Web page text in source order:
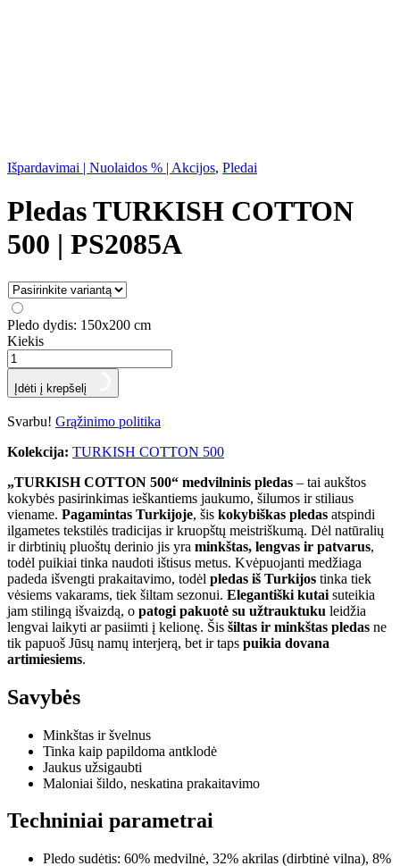
Išpardavimai | Nuolaidos % | Akcijos, Pledai
Pledas TURKISH COTTON
500 | PS2085A
Pledo dydis: 150x200 cm
Kiekis
Įdėti į krepšelį
Svarbu! Grąžinimo politika
Kolekcija: TURKISH COTTON 500
„TURKISH COTTON 500“ medvilninis pledas – tai aukštos
kokybės pasirinkimas ieškantiems jaukumo, šilumos ir stiliaus
viename. Pagamintas Turkijoje, šis kokybiškas pledas atspindi
ilgametes tekstilės tradicijas ir kruopštų meistriškumą. Dėl natūralių
ir dirbtinių pluoštų derinio jis yra minkštas, lengvas ir patvarus,
todėl puikiai tinka naudoti ištisus metus. Kvėpuojanti medžiaga
padeda išvengti prakaitavimo, todėl pledas iš Turkijos tinka tiek
vėsiems vakarams, tiek šiltam sezonui. Elegantiški kutai suteikia
jam stilingą išvaizdą, o patogi pakuotė su užtrauktuku leidžia
lengvai laikyti ar pasiimti į kelionę. Šis šiltas ir minkštas pledas ne
tik papuoš Jūsų namų interjerą, bet ir taps puikia dovana
artimiesiems.
Savybės
Minkštas ir švelnus
Tinka kaip papildoma antklodė
Jaukus užsigaubti
Maloniai šildo, neskatina prakaitavimo
Techniniai parametrai
Pledo sudėtis: 60% medvilnė, 32% akrilas (dirbtinė vilna), 8%